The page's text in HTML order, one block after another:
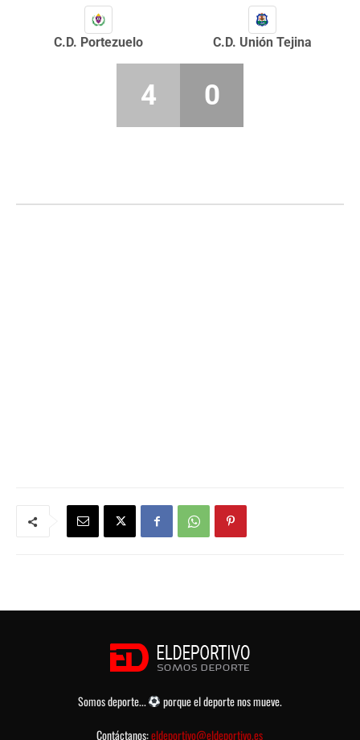
C.D. Portezuelo C.D. Unión Tejina
4 0
Somos deporte...
porque el deporte nos mueve.
Contáctanos:eldeportivo@eldeportivo.es